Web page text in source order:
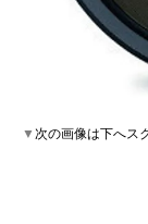
▼次の画像は下へス